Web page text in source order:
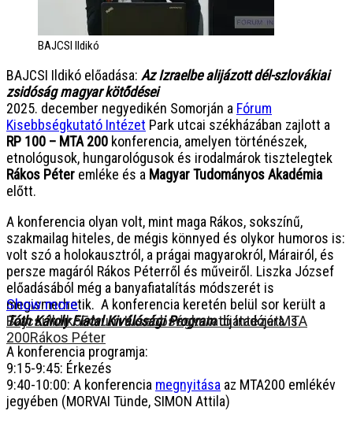
BAJCSI Ildikó
BAJCSI Ildikó előadása: Az Izraelbe alijázott dél-szlovákiai
zsidóság magyar kötődései
2025. december negyedikén Somorján a Fórum
Kisebbségkutató Intézet Park utcai székházában zajlott a
RP 100 – MTA 200 konferencia, amelyen történészek,
etnológusok, hungarológusok és irodalmárok tisztelegtek
Rákos Péter emléke és a Magyar Tudományos Akadémia
előtt.
A konferencia olyan volt, mint maga Rákos, sokszínű,
szakmailag hiteles, de mégis könnyed és olykor humoros is:
volt szó a holokausztról, a prágai magyarokról, Márairól, és
persze magáról Rákos Péterről és műveiről. Liszka József
előadásából még a banyafiatalítás módszerét is
megismerhetik. A konferencia keretén belül sor került a
Tóth Károly Fiatal Kiválósági Programdíjátadójára is.
A konferencia programja:
9:15-9:45: Érkezés
9:40-10:00: A konferencia megnyitása az MTA200 emlékév
jegyében (MORVAI Tünde, SIMON Attila)
Show more
Bajcsi IldikóFórum Kisebbségkutató IntézetMTA
200Rákos Péter